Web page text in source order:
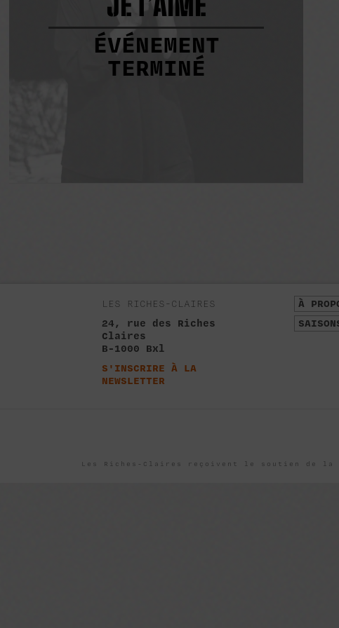
ÉVÉNEMENT
TERMINÉ
LES RICHES-CLAIRES
24, rue des Riches
Claires
B-1000 Bxl
S'INSCRIRE À LA
NEWSLETTER
À
Les Riches-Claires reçoivent le soutien de